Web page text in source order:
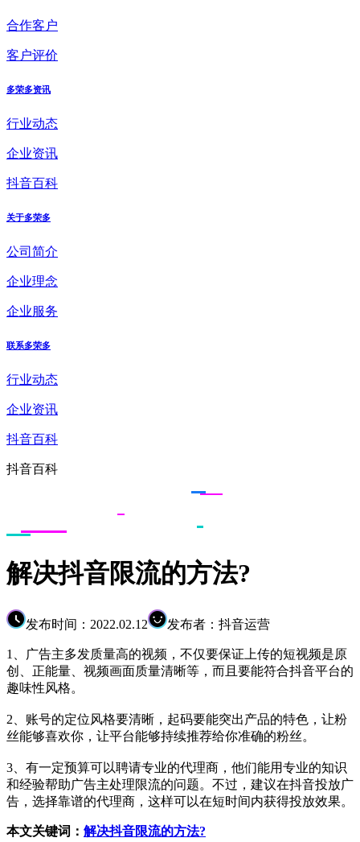
合作客户
客户评价
多荣多资讯
行业动态
企业资讯
抖音百科
关于多荣多
公司简介
企业理念
企业服务
联系多荣多
行业动态
企业资讯
抖音百科
抖音百科
解决抖音限流的方法?
发布时间：2022.02.12 发布者：抖音运营
1、广告主多发质量高的视频，不仅要保证上传的短视频是原
创、正能量、视频画面质量清晰等，而且要能符合抖音平台的
趣味性风格。
2、账号的定位风格要清晰，起码要能突出产品的特色，让粉
丝能够喜欢你，让平台能够持续推荐给你准确的粉丝。
3、有一定预算可以聘请专业的代理商，他们能用专业的知识
和经验帮助广告主处理限流的问题。不过，建议在抖音投放广
告，选择靠谱的代理商，这样可以在短时间内获得投放效果。
本文关键词： 解决抖音限流的方法?